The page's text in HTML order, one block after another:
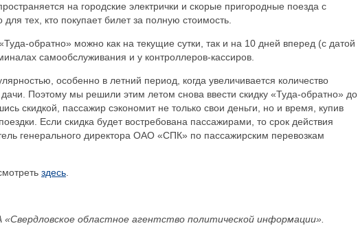
на городские электрички и скорые пригородные поезда с
тех, кто покупает билет за полную стоимость.
обратно» можно как на текущие сутки, так и на 10 дней вперед (с датой
самообслуживания и у контроллеров-кассиров.
особенно в летний период, когда увеличивается количество
Поэтому мы решили этим летом снова ввести скидку «Туда-обратно» до
скидкой, пассажир сэкономит не только свои деньги, но и время, купив
Если скидка будет востребована пассажирами, то срок действия
генерального директора ОАО «СПК» по пассажирским перевозкам
здесь
областное агентство политической информации».